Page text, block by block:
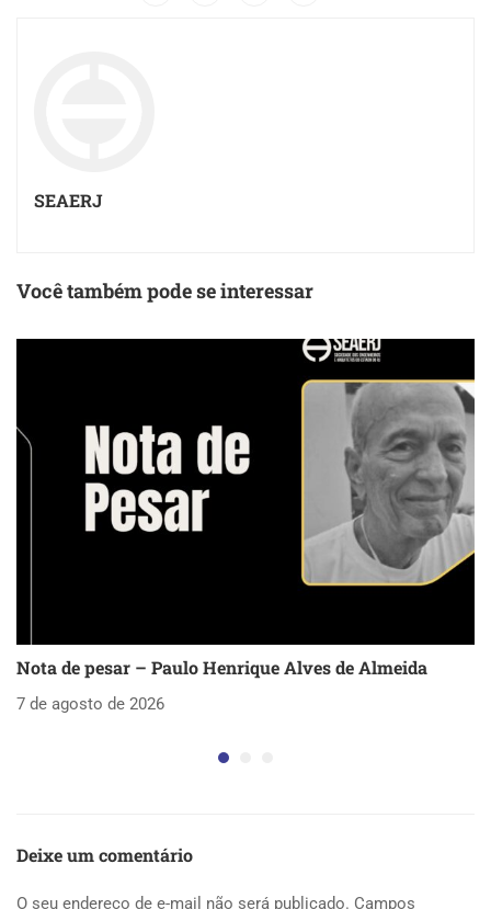
SEAERJ
Você também pode se interessar
Nota de pesar – Paulo Henrique Alves de Almeida
7 de agosto de 2026
Deixe um comentário
O seu endereço de e-mail não será publicado. Campos